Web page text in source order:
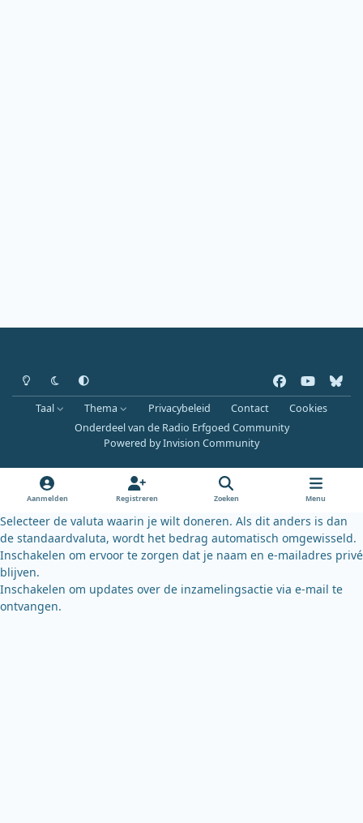
Heldere modus
Donkere modus
Systeemvoorkeur
a
c
e
k
o
u
b
l
u
k
y
Taal Thema Privacybeleid Contact
Cookies
Onderdeel van de Radio Erfgoed Community
Powered byInvision Community
Aanmelden Registreren Zoeken Menu
Selecteer de valuta waarin je wilt doneren. Als dit anders is dan
de standaardvaluta, wordt het bedrag automatisch omgewisseld.
Inschakelen om ervoor te zorgen dat je naam en e-mailadres privé
blijven.
Inschakelen om updates over de inzamelingsactie via e-mail te
ontvangen.